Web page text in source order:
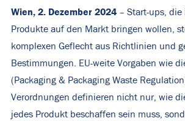
Wien, 2. Dezember 2024 – Start-ups, die
Produkte auf den Markt bringen wollen,
komplexen Geflecht aus Richtlinien und
Bestimmungen. EU-weite Vorgaben wie
(Packaging & Packaging Waste
Verordnungen definieren nicht nur, wie
jedes Produkt beschaffen sein muss,